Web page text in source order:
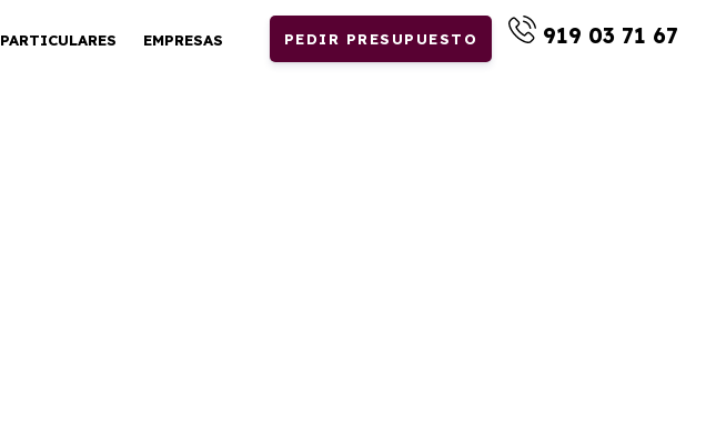
PARTICULARES EMPRESAS PEDIR PRESUPUESTO 919 03 71 67